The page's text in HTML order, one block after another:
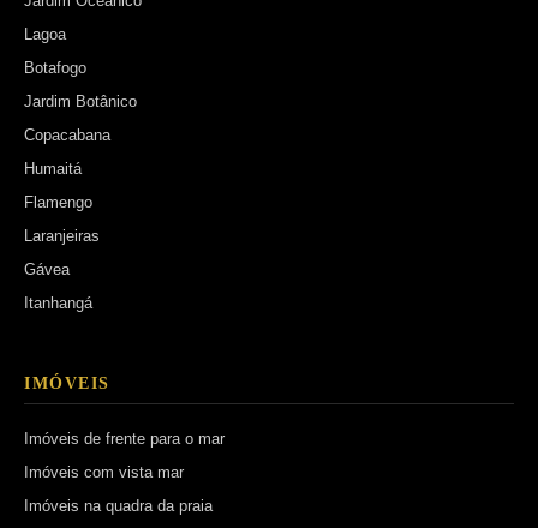
Lagoa
Botafogo
Jardim Botânico
Copacabana
Humaitá
Flamengo
Laranjeiras
Gávea
Itanhangá
IMÓVEIS
Imóveis de frente para o mar
Imóveis com vista mar
Imóveis na quadra da praia